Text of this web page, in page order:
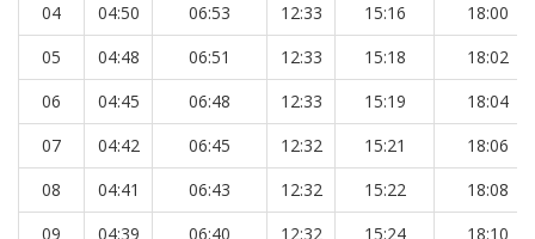
04
04:50 06:53 12:33 15:16
18:00
05
04:48 06:51 12:33 15:18
18:02
06
04:45 06:48 12:33 15:19
18:04
07
04:42 06:45 12:32 15:21
18:06
08
04:41 06:43 12:32 15:22
18:08
09
04:39 06:40 12:32 15:24
18:10